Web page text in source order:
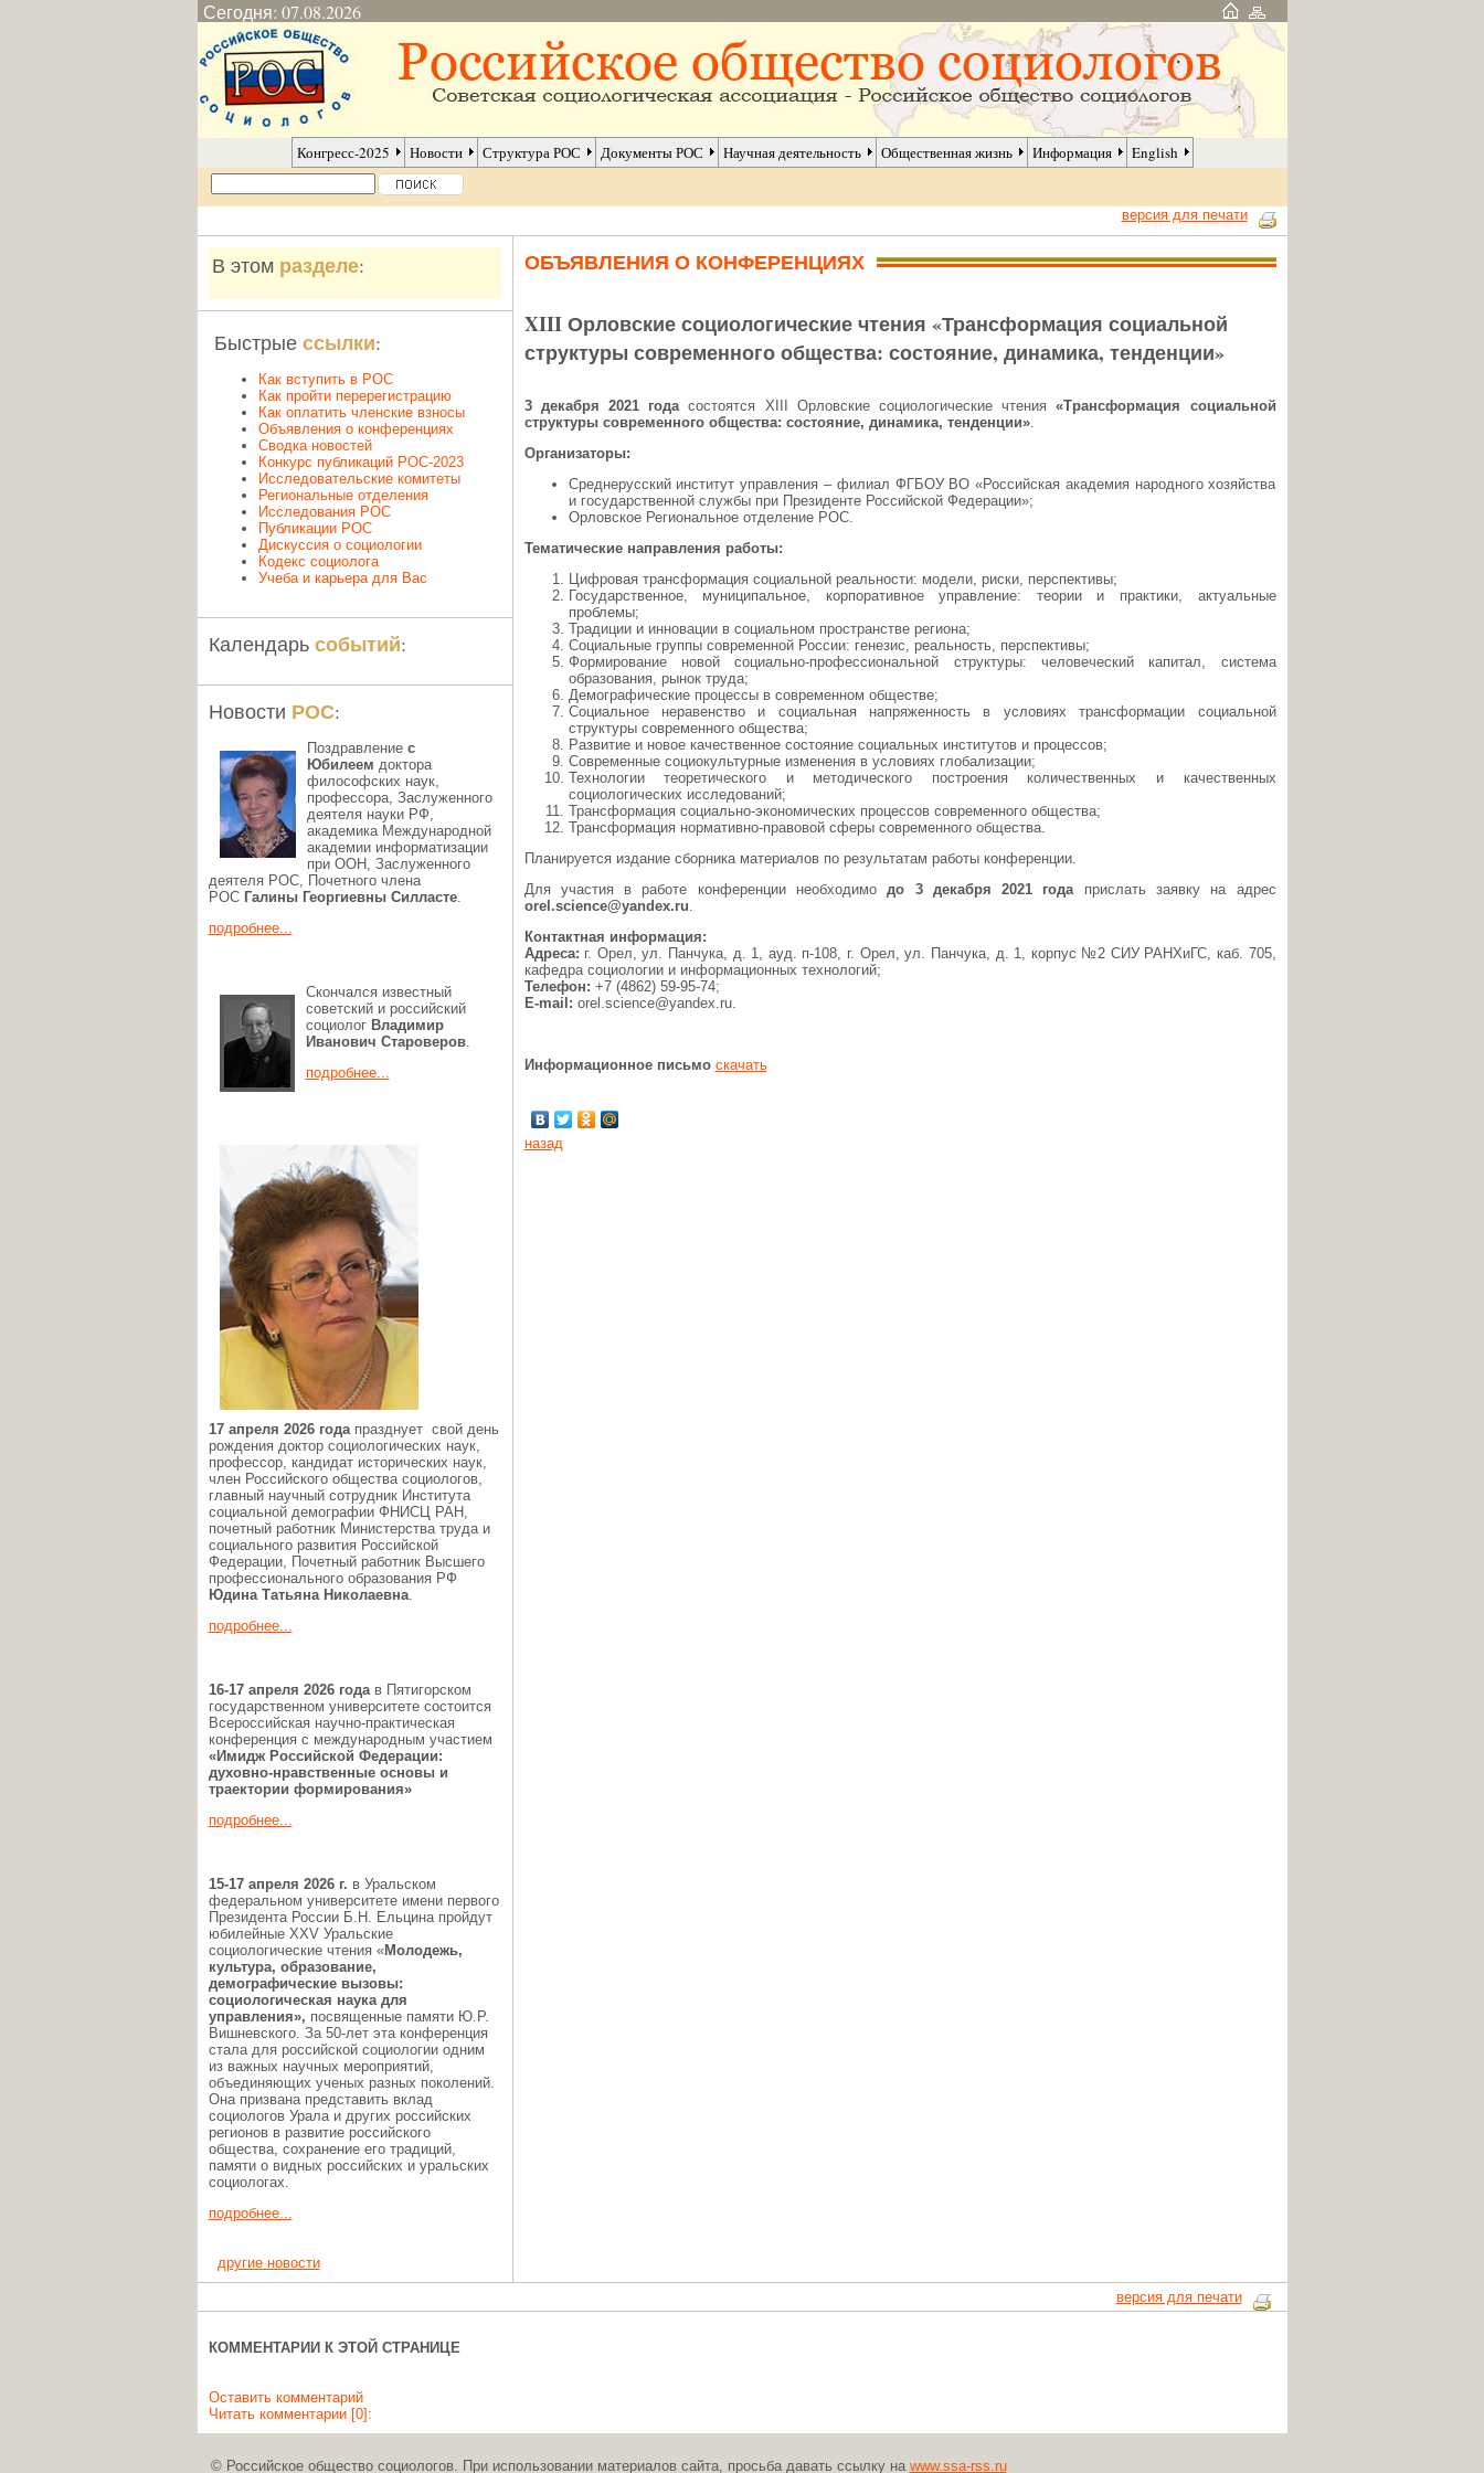
Сегодня: 07.08.2026
Конгресс-2025 Новости Структура РОС Документы РОС Научная деятельность Общественная жизнь Информация English
версия для печати
В этом разделе:
Быстрые ссылки:
Как вступить в РОС
Как пройти перерегистрацию
Как оплатить членские взносы
Объявления о конференциях
Сводка новостей
Конкурс публикаций РОС-2023
Исследовательские комитеты
Региональные отделения
Исследования РОС
Публикации РОС
Дискуссия о социологии
Кодекс социолога
Учеба и карьера для Вас
Календарь событий:
Новости РОС:
Поздравлениес
Юбилеем доктора
философских наук,
профессора, Заслуженного
деятеля науки РФ,
академика Международной
академии информатизации
при ООН, Заслуженного
деятеля РОС, Почетного члена
РОС Галины Георгиевны Силласте.
подробнее...
Скончался известный
советский и российский
социолог Владимир
Иванович Староверов.
подробнее...
17 апреля 2026 годапразднует свой день
рождения доктор социологических наук,
профессор, кандидат исторических наук,
член Российского общества социологов,
главный научный сотрудник Института
социальной демографии ФНИСЦ РАН,
почетный работник Министерства труда и
социального развития Российской
Федерации, Почетный работник Высшего
профессионального образования РФ
Юдина Татьяна Николаевна.
подробнее...
16-17 апреля 2026 годав Пятигорском
государственном университете состоится
Всероссийская научно-практическая
конференция с международным участием
«Имидж Российской Федерации:
духовно-нравственные основы и
траектории формирования»
подробнее...
15-17 апреля 2026 г. в Уральском
федеральном университете имени первого
Президента России Б.Н. Ельцина пройдут
юбилейные XXV Уральские
социологические чтения «Молодежь,
культура, образование,
демографические вызовы:
социологическая наука для
управления», посвященные памяти Ю.Р.
Вишневского. За 50-лет эта конференция
стала для российской социологии одним
из важных научных мероприятий,
объединяющих ученых разных поколений.
Она призвана представить вклад
социологов Урала и других российских
регионов в развитие российского
общества, сохранение его традиций,
памяти о видных российских и уральских
социологах.
подробнее...
другие новости
ОБЪЯВЛЕНИЯ О КОНФЕРЕНЦИЯХ
XIII Орловские социологические чтения «Трансформация социальной
структуры современного общества: состояние, динамика, тенденции»
3 декабря 2021 годасостоятся XIII Орловские социологические чтения«Трансформация социальной
структуры современного общества: состояние, динамика, тенденции».
Организаторы:
Среднерусский институт управления – филиал ФГБОУ ВО «Российская академия народного хозяйства
и государственной службы при Президенте Российской Федерации»;
Орловское Региональное отделение РОС.
Тематические направления работы:
Цифровая трансформация социальной реальности: модели, риски, перспективы;
Государственное, муниципальное, корпоративное управление: теории и практики, актуальные
проблемы;
Традиции и инновации в социальном пространстве региона;
Социальные группы современной России: генезис, реальность, перспективы;
Формирование новой социально-профессиональной структуры: человеческий капитал, система
образования, рынок труда;
Демографические процессы в современном обществе;
Социальное неравенство и социальная напряженность в условиях трансформации социальной
структуры современного общества;
Развитие и новое качественное состояние социальных институтов и процессов;
Современные социокультурные изменения в условиях глобализации;
Технологии теоретического и методического построения количественных и качественных
социологических исследований;
Трансформация социально-экономических процессов современного общества;
Трансформация нормативно-правовой сферы современного общества.
Планируется издание сборника материалов по результатам работы конференции.
Для участия в работе конференции необходимодо 3 декабря 2021 годаприслать заявку на адрес
orel.science@yandex.ru.
Контактная информация:
Адреса: г. Орел, ул. Панчука, д. 1, ауд. п-108, г. Орел, ул. Панчука, д. 1, корпус №2 СИУ РАНХиГС, каб. 705,
кафедра социологии и информационных технологий;
Телефон: +7 (4862) 59-95-74;
E-mail: orel.science@yandex.ru.
Информационное письмо скачать
назад
версия для печати
КОММЕНТАРИИ К ЭТОЙ СТРАНИЦЕ
Оставить комментарий
Читать комментарии [0]:
© Российское общество социологов. При использовании материалов сайта, просьба давать ссылку на www.ssa-rss.ru